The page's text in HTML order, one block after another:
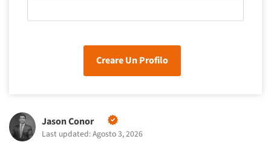
Creare Un Profilo
Jason Conor
Last updated: Agosto 3, 2026